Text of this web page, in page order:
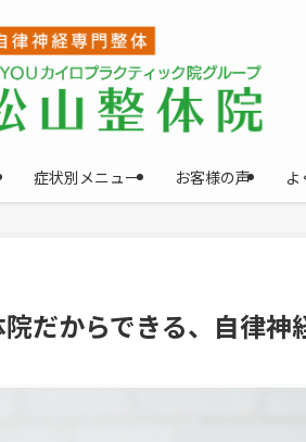
症状別メニュー お客様の声 よ
だからできる、自律神